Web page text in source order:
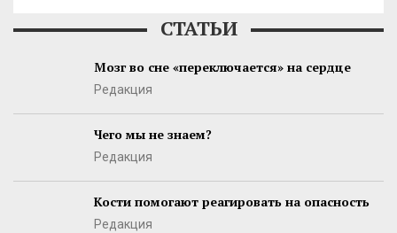
СТАТЬИ
Мозг во сне «переключается» на сердце
Редакция
Чего мы не знаем?
Редакция
Кости помогают реагировать на опасность
Редакция